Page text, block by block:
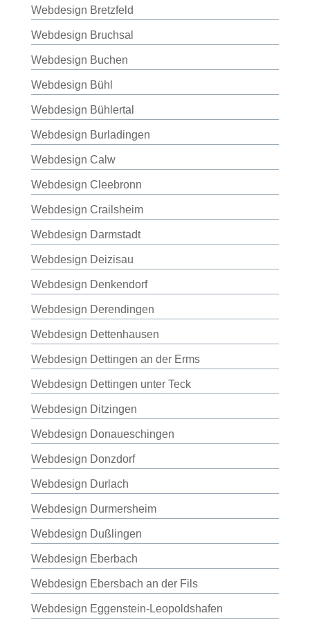
Webdesign Bretzfeld
Webdesign Bruchsal
Webdesign Buchen
Webdesign Bühl
Webdesign Bühlertal
Webdesign Burladingen
Webdesign Calw
Webdesign Cleebronn
Webdesign Crailsheim
Webdesign Darmstadt
Webdesign Deizisau
Webdesign Denkendorf
Webdesign Derendingen
Webdesign Dettenhausen
Webdesign Dettingen an der Erms
Webdesign Dettingen unter Teck
Webdesign Ditzingen
Webdesign Donaueschingen
Webdesign Donzdorf
Webdesign Durlach
Webdesign Durmersheim
Webdesign Dußlingen
Webdesign Eberbach
Webdesign Ebersbach an der Fils
Webdesign Eggenstein-Leopoldshafen